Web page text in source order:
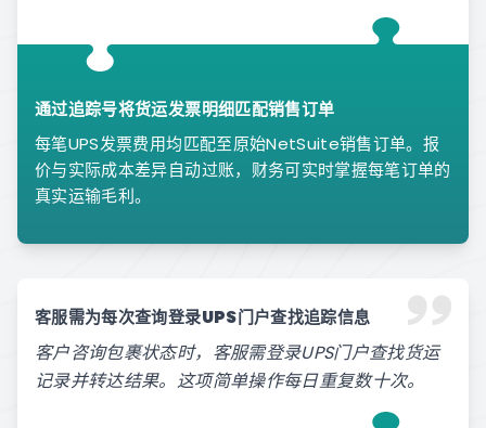
通过追踪号将货运发票明细匹配销售订单
每笔UPS发票费用均匹配至原始NetSuite销售订单。报
价与实际成本差异自动过账，财务可实时掌握每笔订单的
真实运输毛利。
客服需为每次查询登录UPS门户查找追踪信息
客户咨询包裹状态时，客服需登录UPS门户查找货运
记录并转达结果。这项简单操作每日重复数十次。